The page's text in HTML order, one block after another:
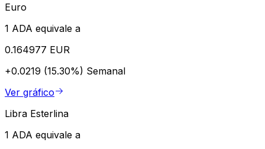
Euro
1 ADA equivale a
0.164977 EUR
+0.0219 (15.30%) Semanal
Ver gráfico
Libra Esterlina
1 ADA equivale a